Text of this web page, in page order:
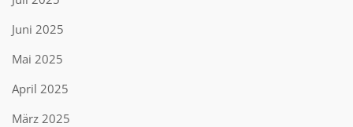
Juni 2025
Mai 2025
April 2025
März 2025